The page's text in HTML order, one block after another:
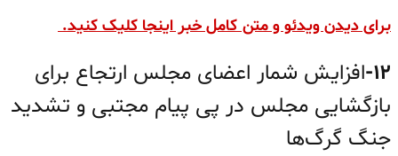
برای دیدن ویدئو و متن کامل خبر اینجا کلیک کنید.
۱۲- افزایش شمار اعضای مجلس ارتجاع برای
بازگشایی مجلس در پی پیام مجتبی و تشدید
جنگ گرگ‌ها